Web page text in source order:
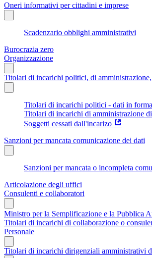
Oneri informativi per cittadini e imprese
Scadenzario obblighi amministrativi
Burocrazia zero
Organizzazione
Titolari di incarichi politici, di
Titolari di incarichi politici - dati in
Titolari di incarichi di amministrazione
Soggetti cessati dall'incarizo
Sanzioni per mancata comunicazione dei dati
Sanzioni per mancata o incompleta
Articolazione degli uffici
Consulenti e collaboratori
Ministro per la Semplificazione e la Pubblica
Titolari di incarichi di collaborazione o
Personale
Titolari di incarichi dirigenziali amministrativi